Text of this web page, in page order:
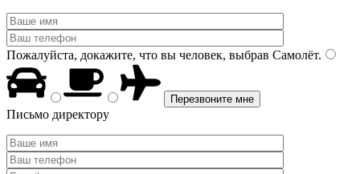
Пожалуйста, докажите, что вы человек, выбрав Самолёт.
Письмо директору